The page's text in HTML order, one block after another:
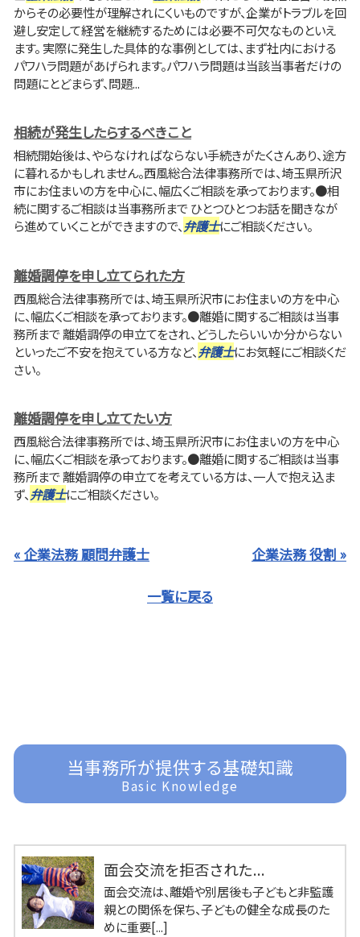
からその必要性が理解されにくいものですが、企業がトラブルを回
避し安定して経営を継続するためには必要不可欠なものといえ
ます。 実際に発生した具体的な事例としては、まず社内における
パワハラ問題があげられます。パワハラ問題は当該当事者だけの
問題にとどまらず、問題...
相続が発生したらするべきこと
相続開始後は、やらなければならない手続きがたくさんあり、途方
に暮れるかもしれません。西風総合法律事務所では、埼玉県所沢
市にお住まいの方を中心に、幅広くご相談を承っております。●相
続に関するご相談は当事務所まで ひとつひとつお話を聞きなが
ら進めていくことができますので、 弁護士にご相談ください。
離婚調停を申し立てられた方
西風総合法律事務所では、埼玉県所沢市にお住まいの方を中心
に、幅広くご相談を承っております。●離婚に関するご相談は当事
務所まで 離婚調停の申立てをされ、どうしたらいいか分からない
といったご不安を抱えている方など、 弁護士にお気軽にご相談くだ
さい。
離婚調停を申し立てたい方
西風総合法律事務所では、埼玉県所沢市にお住まいの方を中心
に、幅広くご相談を承っております。●離婚に関するご相談は当事
務所まで 離婚調停の申立てを考えている方は、一人で抱え込ま
ず、 弁護士にご相談ください。
« 企業法務 顧問弁護士 企業法務 役割 »
一覧に戻る
当事務所が提供する基礎知識
Basic Knowledge
面会交流を拒否された...
面会交流は、離婚や別居後も子どもと非監護
親との関係を保ち、子どもの健全な成長のた
めに重要[...]